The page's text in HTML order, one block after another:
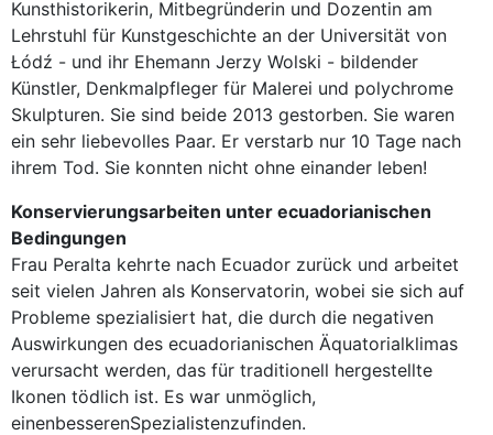
Kunsthistorikerin, Mitbegründerin und Dozentin am
Lehrstuhl für Kunstgeschichte an der Universität von
Łódź - und ihr Ehemann Jerzy Wolski - bildender
Künstler, Denkmalpfleger für Malerei und polychrome
Skulpturen. Sie sind beide 2013 gestorben. Sie waren
ein sehr liebevolles Paar. Er verstarb nur 10 Tage nach
ihrem Tod. Sie konnten nicht ohne einander leben!
Konservierungsarbeiten unter ecuadorianischen
Bedingungen
Frau Peralta kehrte nach Ecuador zurück und arbeitet
seit vielen Jahren als Konservatorin, wobei sie sich auf
Probleme spezialisiert hat, die durch die negativen
Auswirkungen des ecuadorianischen Äquatorialklimas
verursacht werden, das für traditionell hergestellte
Ikonen tödlich ist. Es war unmöglich,
einenbesserenSpezialistenzufinden.